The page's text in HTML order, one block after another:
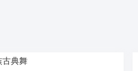
古典舞